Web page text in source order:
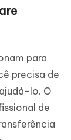
para
precisa de
lo. O
de